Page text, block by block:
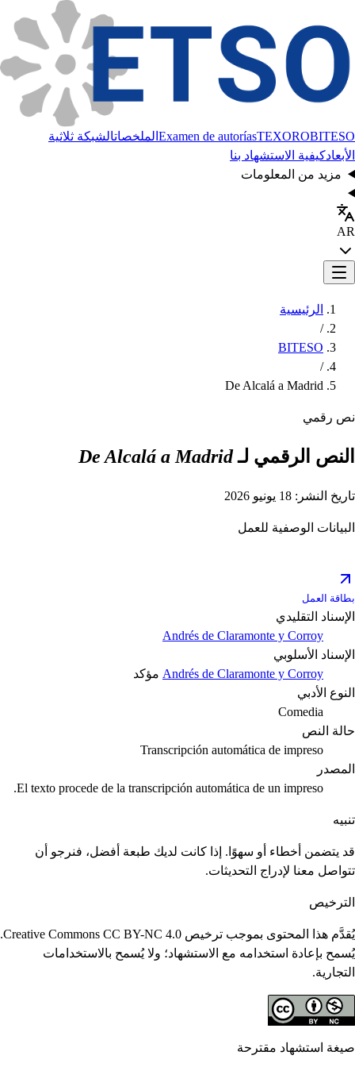
Examen de autoríasTEXOROBITESO الملخصاتالشبكة ثلاثية
الأبعادكيفية الاستشهاد بنا
مزيد من المعلومات
AR
الرئيسية
/
BITESO
/
De Alcalá a Madrid
نص رقمي
النص الرقمي لـDe Alcalá a Madrid
تاريخ النشر: 18 يونيو 2026
البيانات الوصفية للعمل
بطاقة العمل
الإسناد التقليدي
Andrés de Claramonte y Corroy
الإسناد الأسلوبي
Andrés de Claramonte y Corroy مؤكد
النوع الأدبي
Comedia
حالة النص
Transcripción automática de impreso
المصدر
El texto procede de la transcripción automática de un impreso.
تنبيه
قد يتضمن أخطاء أو سهوًا. إذا كانت لديك طبعة أفضل، فنرجو أن
تتواصل معنا لإدراج التحديثات.
الترخيص
يُقدَّم هذا المحتوى بموجب ترخيص Creative Commons CC BY-NC 4.0.
يُسمح بإعادة استخدامه مع الاستشهاد؛ ولا يُسمح بالاستخدامات
التجارية.
صيغة استشهاد مقترحة